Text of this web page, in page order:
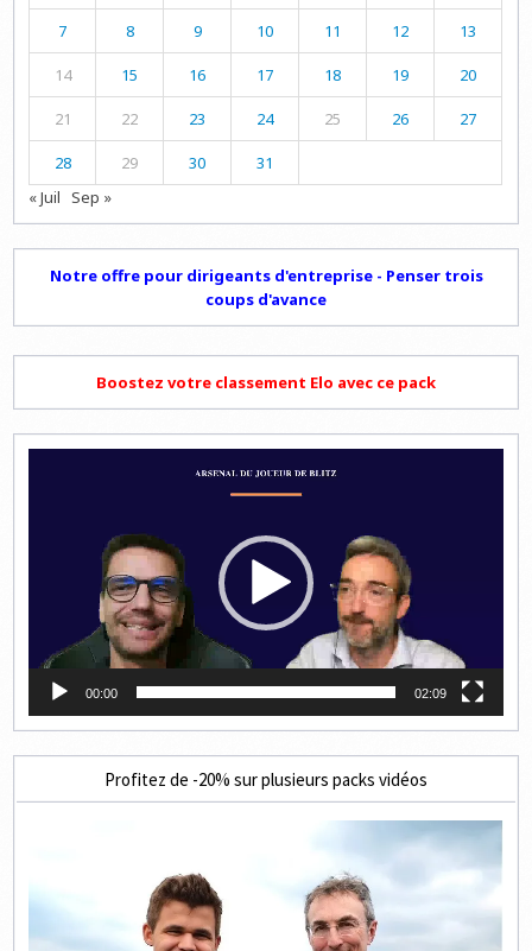
7 8 9 10 11 12 13
14 15 16 17 18 19 20
21 22 23 24 25 26 27
28 29 30
31
« Juil Sep »
Notre offre pour dirigeants d'entreprise - Penser trois
coups d'avance
Boostez votre classement Elo avec ce pack
00:00 02:09
Profitez de -20% sur plusieurs packs vidéos